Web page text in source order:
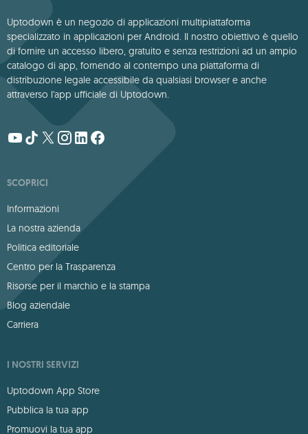
Uptodown è un negozio di applicazioni multipiattaforma
specializzato in applicazioni per Android. Il nostro obiettivo è quello
di fornire un accesso libero, gratuito e senza restrizioni ad un ampio
catalogo di app, fornendo al contempo una piattaforma di
distribuzione legale accessibile da qualsiasi browser e anche
attraverso l'app ufficiale di Uptodown.
SCOPRICI
Informazioni
La nostra azienda
Politica editoriale
Centro per la Trasparenza
Risorse per il marchio e la stampa
Blog aziendale
Carriera
I NOSTRI SERVIZI
Uptodown App Store
Pubblica la tua app
Promuovi la tua app